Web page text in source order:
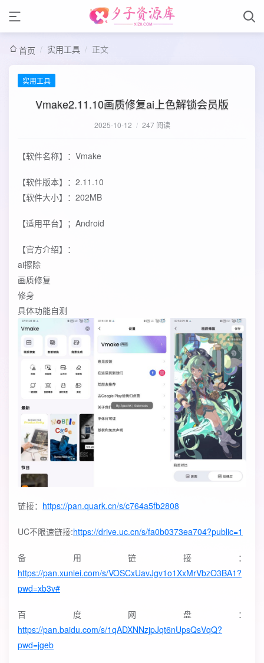
首页 / 实用工具 / 正文
实用工具
Vmake2.11.10画质修复ai上色解锁会员版
2025-10-12 / 247 阅读
【软件名称】：Vmake
【软件版本】：2.11.10
【软件大小】：202MB
【适用平台】；Android
【官方介绍】：
ai擦除
画质修复
修身
具体功能自测
链接： https://pan.quark.cn/s/c764a5fb2808
UC不限速链接:https://drive.uc.cn/s/fa0b0373ea704?public=1
备用链接：
https://pan.xunlei.com/s/VOSCxUavJgv1o1XxMrVbzO3BA1?
pwd=xb3v#
百度网盘：
https://pan.baidu.com/s/1qADXNNzjpJqt6nUpsQsVqQ?
pwd=jgeb